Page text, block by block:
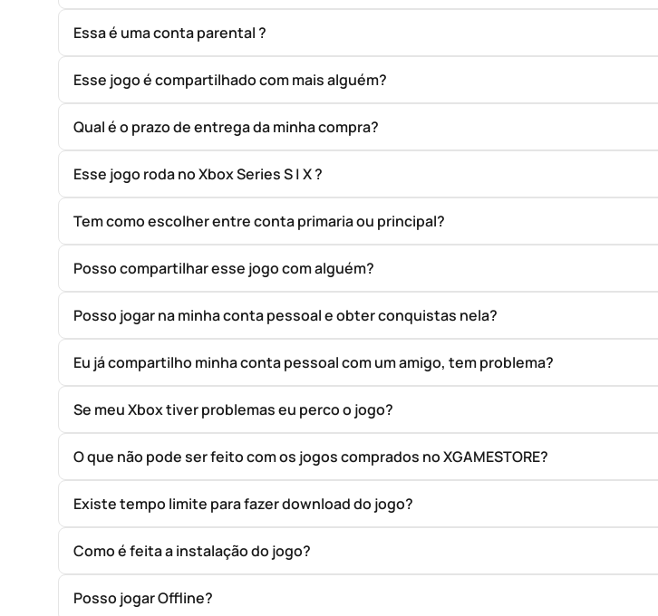
Essa é uma conta parental ?
Esse jogo é compartilhado com mais alguém?
Qual é o prazo de entrega da minha compra?
Esse jogo roda no Xbox Series S | X ?
Tem como escolher entre conta primaria ou principal?
Posso compartilhar esse jogo com alguém?
Posso jogar na minha conta pessoal e obter conquistas nela?
Eu já compartilho minha conta pessoal com um amigo, tem problema?
Se meu Xbox tiver problemas eu perco o jogo?
O que não pode ser feito com os jogos comprados no XGAMESTORE?
Existe tempo limite para fazer download do jogo?
Como é feita a instalação do jogo?
Posso jogar Offline?